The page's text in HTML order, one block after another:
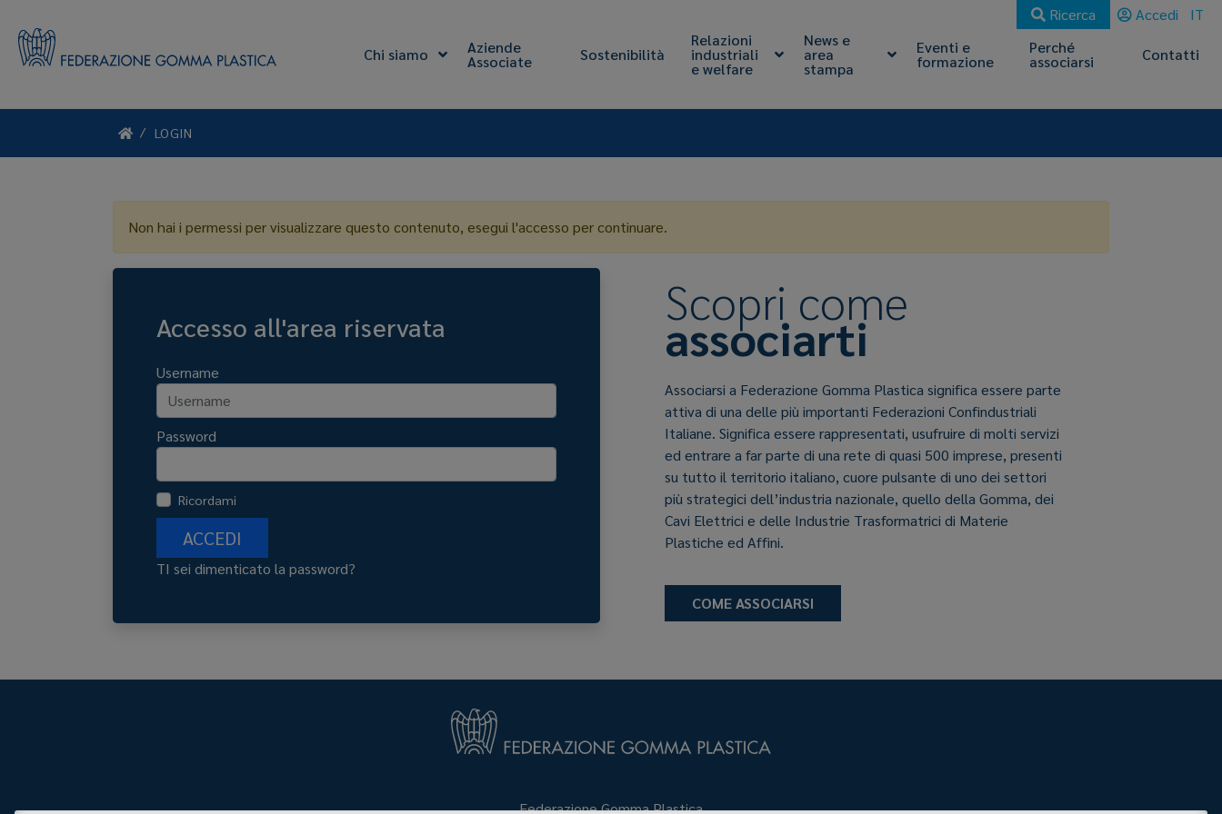
Ricerca Accedi IT
Chi siamo Aziende
Associate Sostenibilità
Relazioni
industriali
e welfare
News e
area
stampa
Eventi e
formazione
Perché
associarsi Contatti
LOGIN
Non hai i permessi per visualizzare questo contenuto, esegui l'accesso per continuare.
Accesso all'area riservata
Username
Password
Ricordami
ACCEDI
TI sei dimenticato la password?
Scopri come
associarti
Associarsi a Federazione Gomma Plastica significa essere parte
attiva di una delle più importanti Federazioni Confindustriali
Italiane. Significa essere rappresentati, usufruire di molti servizi
ed entrare a far parte di una rete di quasi 500 imprese, presenti
su tutto il territorio italiano, cuore pulsante di uno dei settori
più strategici dell’industria nazionale, quello della Gomma, dei
Cavi Elettrici e delle Industrie Trasformatrici di Materie
Plastiche ed Affini.
COME ASSOCIARSI
Federazione Gomma Plastica